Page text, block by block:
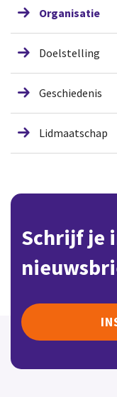
Organisatie
Doelstelling
Geschiedenis
Lidmaatschap
Schrijf je